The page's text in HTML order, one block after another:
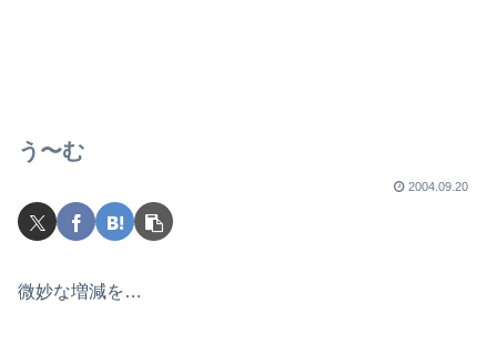
う〜む
2004.09.20
微妙な増減を…